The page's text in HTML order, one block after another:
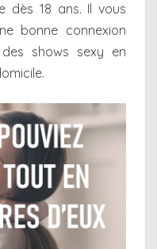
dès 18 ans. Il vous
bonne connexion
shows sexy en